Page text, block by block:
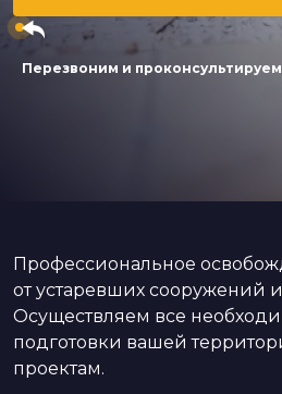
Перезвоним и проконсультируем
Профессиональное
от устаревших сооружений
Осуществляем все
подготовки вашей
проектам.